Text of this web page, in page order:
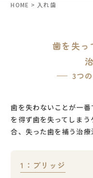
HOME > 入れ歯
歯を失っ
3つ
歯を失わないことが一
を得ず歯を失ってしま
合、失った歯を補う治療
1：ブリッジ